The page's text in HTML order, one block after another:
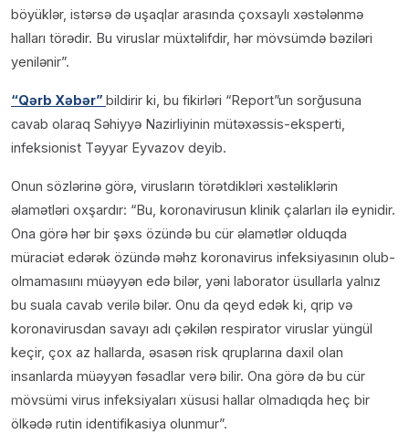
böyüklər, istərsə də uşaqlar arasında çoxsaylı xəstələnmə
halları törədir. Bu viruslar müxtəlifdir, hər mövsümdə bəziləri
yenilənir”.
“Qərb Xəbər” bildirir ki, bu fikirləri “Report”un sorğusuna
cavab olaraq Səhiyyə Nazirliyinin mütəxəssis-eksperti,
infeksionist Təyyar Eyvazov deyib.
Onun sözlərinə görə, virusların törətdikləri xəstəliklərin
əlamətləri oxşardır: “Bu, koronavirusun klinik çalarları ilə eynidir.
Ona görə hər bir şəxs özündə bu cür əlamətlər olduqda
müraciət edərək özündə məhz koronavirus infeksiyasının olub-
olmamasıını müəyyən edə bilər, yəni laborator üsullarla yalnız
bu suala cavab verilə bilər. Onu da qeyd edək ki, qrip və
koronavirusdan savayı adı çəkilən respirator viruslar yüngül
keçir, çox az hallarda, əsasən risk qruplarına daxil olan
insanlarda müəyyən fəsadlar verə bilir. Ona görə də bu cür
mövsümi virus infeksiyaları xüsusi hallar olmadıqda heç bir
ölkədə rutin identifikasiya olunmur”.